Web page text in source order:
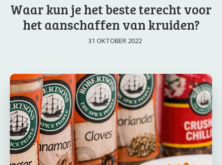
Waar kun je het beste terecht voor
het aanschaffen van kruiden?
31 OKTOBER 2022